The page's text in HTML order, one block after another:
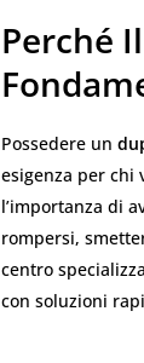
Perché
Possedere un
esigenza per chi
l’importanza di
rompersi,
centro
con soluzioni